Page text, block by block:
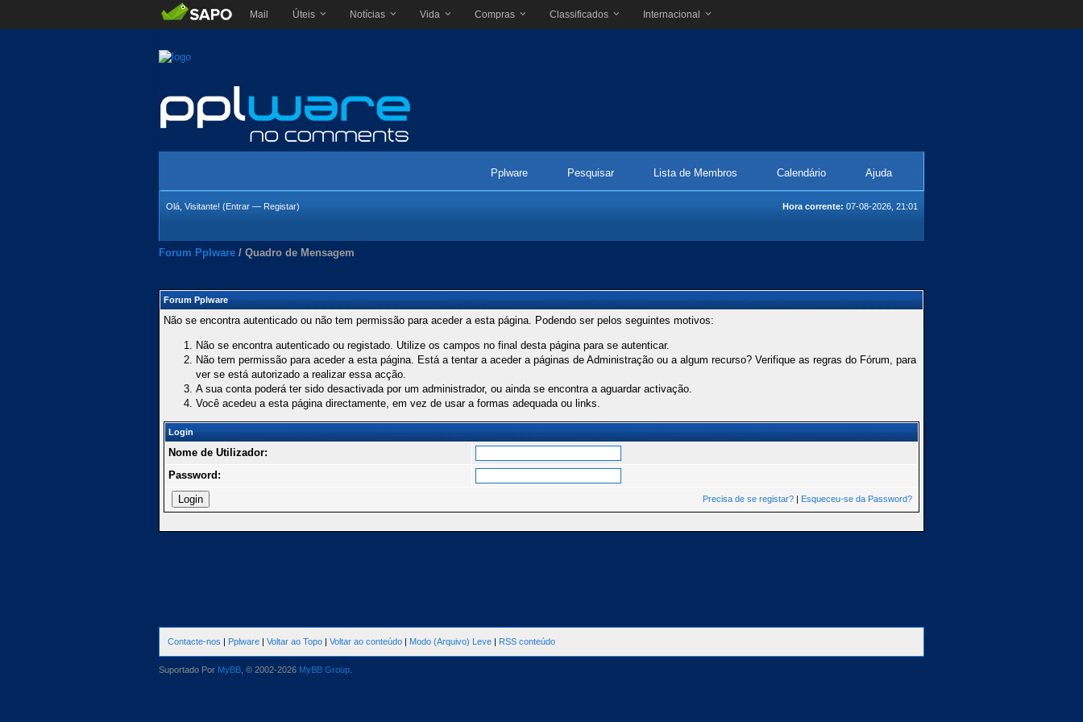
Mail Úteis Notícias Vida Compras Classificados Internacional
Pplware Pesquisar Lista de Membros Calendário Ajuda
Hora corrente: 07-08-2026, 21:01
Olá, Visitante! (Entrar — Registar)
Forum Pplware / Quadro de Mensagem
Forum Pplware
Não se encontra autenticado ou não tem permissão para aceder a esta página. Podendo ser pelos seguintes motivos:
Não se encontra autenticado ou registado. Utilize os campos no final desta página para se autenticar.
Não tem permissão para aceder a esta página. Está a tentar a aceder a páginas de Administração ou a algum recurso? Verifique as regras do Fórum, para
ver se está autorizado a realizar essa acção.
A sua conta poderá ter sido desactivada por um administrador, ou ainda se encontra a aguardar activação.
Você acedeu a esta página directamente, em vez de usar a formas adequada ou links.
Login
Nome de Utilizador:
Password:
Precisa de se registar? | Esqueceu-se da Password?
Contacte-nos | Pplware | Voltar ao Topo | Voltar ao conteúdo | Modo (Arquivo) Leve | RSS conteúdo
Suportado Por MyBB , © 2002-2026 MyBB Group